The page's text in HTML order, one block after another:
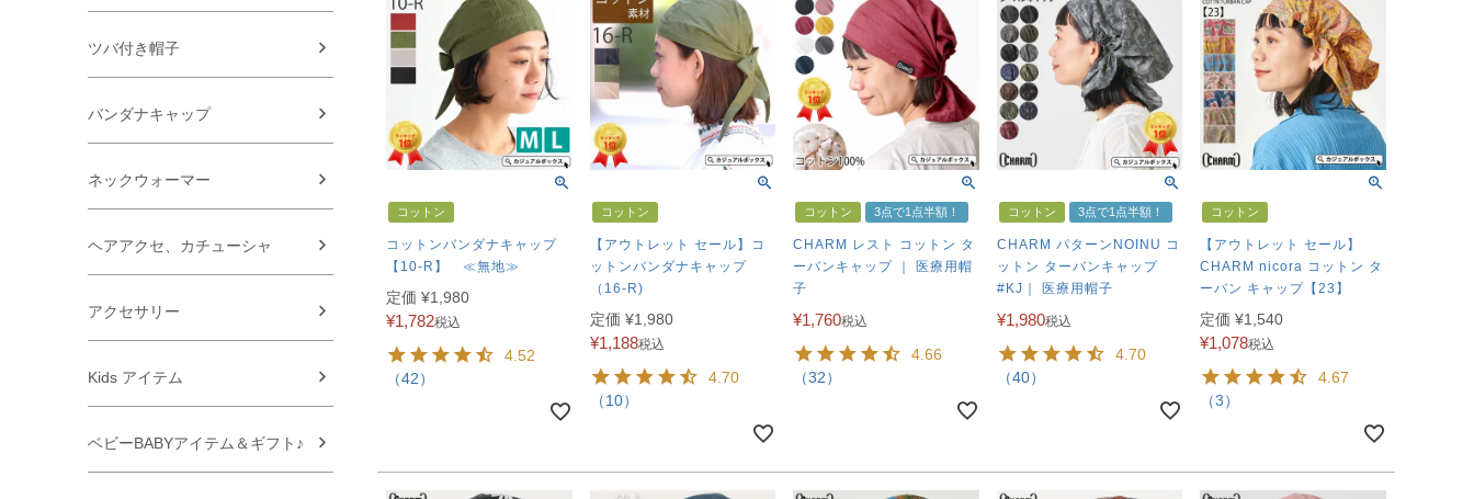
ツバ付き帽子
バンダナキャップ
ネックウォーマー
ヘアアクセ、カチューシャ
アクセサリー
Kids アイテム
ベビーBABYアイテム＆ギフト♪
コットン
コットンバンダナキャップ
【10-R】 ≪無地≫
定価 ¥1,980
¥1,782税込
4.52
（42）
コットン
【アウトレット セール】コ
ットンバンダナキャップ
（16-R)
定価 ¥1,980
¥1,188税込
4.70
（10）
コットン 3点で1点半額！
CHARM レスト コットン タ
ーバンキャップ ｜ 医療用帽
子
¥1,760税込
4.66
（32）
コットン 3点で1点半額！
CHARM パターンNOINU コ
ットン ターバンキャップ
#KJ｜ 医療用帽子
¥1,980税込
4.70
（40）
コットン
【アウトレット セール】
CHARM nicora コットン タ
ーバン キャップ【23】
定価 ¥1,540
¥1,078税込
4.67
（3）